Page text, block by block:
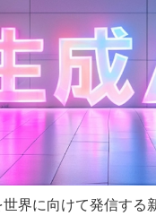
界に向けて発信する